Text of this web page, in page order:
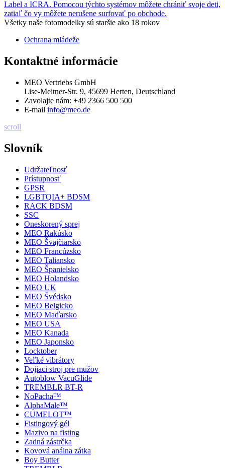
Label a ICRA. Pomocou týchto systémov môžete chrániť svoje deti,
zatiaľ čo vy môžete nerušene surfovať po obchode.
Všetky naše fotomodelky sú staršie ako 18 rokov
Ochrana mládeže
Kontaktné informácie
MEO Vertriebs GmbH
Lise-Meitner-Str. 9, 45699 Herten, Deutschland
Zavolajte nám: +49 2366 500 500
E-mail info@meo.de
scroll
Slovník
Udržateľnosť
Prístupnosť
GPSR
LGBTQIA+ BDSM
RACK BDSM
SSC
Oneskorený sprej
MEO Rakúsko
MEO Švajčiarsko
MEO Francúzsko
MEO Taliansko
MEO Španielsko
MEO Holandsko
MEO UK
MEO Švédsko
MEO Belgicko
MEO Maďarsko
MEO USA
MEO Kanada
MEO Japonsko
Locktober
Veľké vibrátory
Dojiaci stroj pre mužov
Autoblow VacuGlide
TREMBLR BT-R
NoPacha™
AlphaMale™
CUMELOT™
Fistingový gél
Mazivo na fisting
Zadná zástrčka
Kovová análna zátka
Boy Butter